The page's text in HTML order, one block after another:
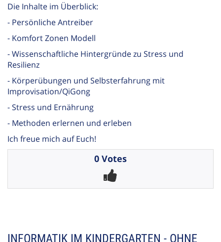
Die Inhalte im Überblick:
- Persönliche Antreiber
- Komfort Zonen Modell
- Wissenschaftliche Hintergründe zu Stress und
Resilienz
- Körperübungen und Selbsterfahrung mit
Improvisation/QiGong
- Stress und Ernährung
- Methoden erlernen und erleben
Ich freue mich auf Euch!
0 Votes
INFORMATIK IM KINDERGARTEN - OHNE